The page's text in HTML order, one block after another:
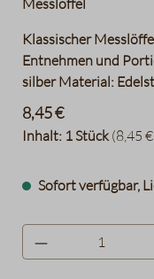
Messlöffel
Klassischer
Entnehmen und
silber Material:
55 mm Breite: ca. 36
Inhalt: 1 Stück(8,45
8,45 €
Sofort verfügbar,
product.quantityLabel